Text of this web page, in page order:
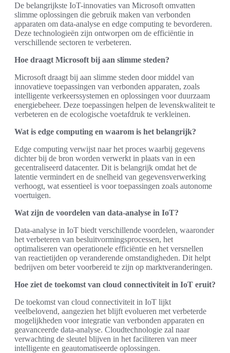
De belangrijkste IoT-innovaties van Microsoft omvatten
slimme oplossingen die gebruik maken van verbonden
apparaten om data-analyse en edge computing te bevorderen.
Deze technologieën zijn ontworpen om de efficiëntie in
verschillende sectoren te verbeteren.
Hoe draagt Microsoft bij aan slimme steden?
Microsoft draagt bij aan slimme steden door middel van
innovatieve toepassingen van verbonden apparaten, zoals
intelligente verkeerssystemen en oplossingen voor duurzaam
energiebeheer. Deze toepassingen helpen de levenskwaliteit te
verbeteren en de ecologische voetafdruk te verkleinen.
Wat is edge computing en waarom is het belangrijk?
Edge computing verwijst naar het proces waarbij gegevens
dichter bij de bron worden verwerkt in plaats van in een
gecentraliseerd datacenter. Dit is belangrijk omdat het de
latentie vermindert en de snelheid van gegevensverwerking
verhoogt, wat essentieel is voor toepassingen zoals autonome
voertuigen.
Wat zijn de voordelen van data-analyse in IoT?
Data-analyse in IoT biedt verschillende voordelen, waaronder
het verbeteren van besluitvormingsprocessen, het
optimaliseren van operationele efficiëntie en het versnellen
van reactietijden op veranderende omstandigheden. Dit helpt
bedrijven om beter voorbereid te zijn op marktveranderingen.
Hoe ziet de toekomst van cloud connectiviteit in IoT eruit?
De toekomst van cloud connectiviteit in IoT lijkt
veelbelovend, aangezien het blijft evolueren met verbeterde
mogelijkheden voor integratie van verbonden apparaten en
geavanceerde data-analyse. Cloudtechnologie zal naar
verwachting de sleutel blijven in het faciliteren van meer
intelligente en geautomatiseerde oplossingen.